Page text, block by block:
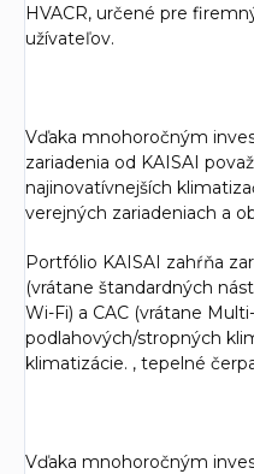
HVACR, určené pre
užívateľov.
Vďaka mnohoročným
zariadenia od KAISAI
najinovatívnejších
verejných zariadeniach a
Portfólio KAISAI zahŕňa
(vrátane štandardných
Wi-Fi) a CAC (vrátane
podlahových/stropných
klimatizácie. , tepelné
Vďaka mnohoročným